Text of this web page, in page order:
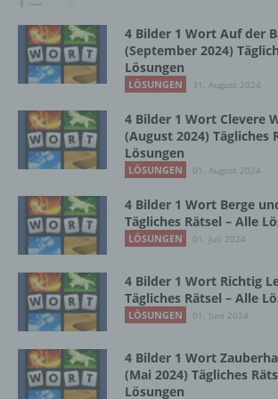
4 Bilder 1 Wort Auf der
(September 2024)
Lösungen
LÖSUNGEN 31. August 2024
4 Bilder 1 Wort Clevere
(August 2024) Tägliches
Lösungen
LÖSUNGEN 01. August 2024
4 Bilder 1 Wort Berge
Tägliches Rätsel – Alle
LÖSUNGEN 01. Juli 2024
4 Bilder 1 Wort Richtig
Tägliches Rätsel – Alle
LÖSUNGEN 01. Juni 2024
4 Bilder 1 Wort
(Mai 2024) Tägliches
Lösungen
Daten wie das Erheben, das
Organisation, das Ordnen, die
die Anpassung oder
Auslesen, das Abfragen, die
Verbreitung oder eine andere
Bereitstellung, den Abgleich
Verknüpfung, die
Löschen oder die Vernichtung.
d) Einschränkung der Verarbeitung
Einschränkung der
Markierung gespeicherter
personenbezogener Daten mit
künftige Verarbeitung
e) Profiling